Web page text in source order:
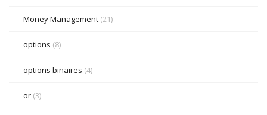
Money Management (21)
options (8)
options binaires (4)
or (3)